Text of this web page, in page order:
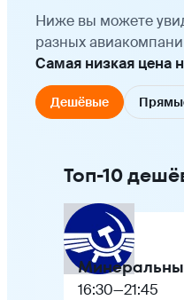
Ниже вы можете
разных
Самая низкая цена
Дешёвые
Топ-10
16:30—21:45